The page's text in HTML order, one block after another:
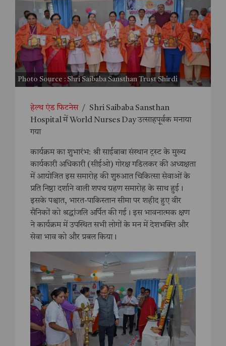
Photo Source : Shri Saibaba Sansthan Trust Shirdi
हेल्थ एंड फिटनेस /
Shri Saibaba Sansthan
Hospital में World Nurses Day उत्साहपूर्वक मनाया
गया
कार्यक्रम का शुभारंभ: श्री साईबाबा संस्थान ट्रस्ट के मुख्य
कार्यकारी अधिकारी (सीईओ) गोरक्ष गडिलकर की अध्यक्षता
में आयोजित इस समारोह की शुरुआत चिकित्सा सेवाओं के
प्रति निष्ठा दर्शाने वाली शपथ ग्रहण समारोह के साथ हुई।
इसके पश्चात, भारत-पाकिस्तान सीमा पर शहीद हुए वीर
सैनिकों को श्रद्धांजलि अर्पित की गई। इस भावनात्मक क्षण
ने कार्यक्रम में उपस्थित सभी लोगों के मन में देशभक्ति और
सेवा भाव को और प्रबल किया।